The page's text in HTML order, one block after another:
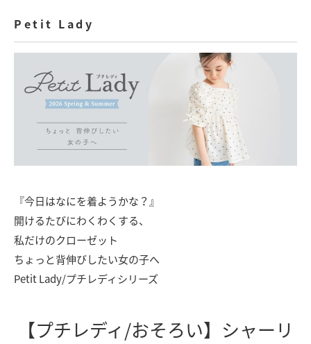
Petit Lady
『今日はなにを着ようかな？』
開けるたびにわくわくする、
私だけのクローゼット
ちょっと背伸びしたい女の子へ
Petit Lady/プチレディシリーズ
【プチレディ/おそろい】シャーリ